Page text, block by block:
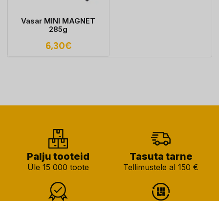
Vasar MINI MAGNET
285g
6,30€
Palju tooteid
Üle 15 000 toote
Tasuta tarne
Tellimustele al 150 €